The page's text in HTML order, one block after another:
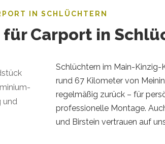
IN SCHLÜCHTERN
Carport in
und
Schlüchtern im Main-Kinzig-
rund 67 Kilometer von
regelmäßig zurück – für
professionelle Montage.
und Birstein vertrauen auf